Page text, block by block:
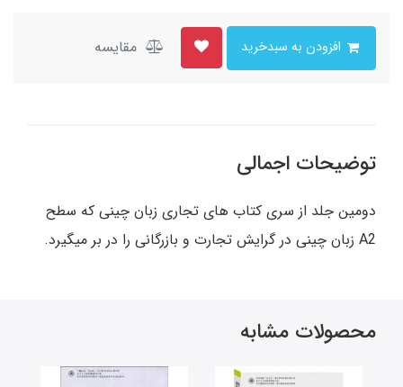
مقایسه
توضیحات اجمالی
دومین جلد از سری کتاب های تجاری زبان چینی که سطح
A2 زبان چینی در گرایش تجارت و بازرگانی را در بر میگیرد.
محصولات مشابه